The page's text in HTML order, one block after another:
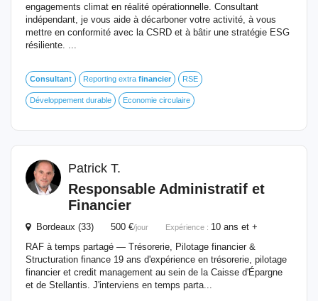
engagements climat en réalité opérationnelle. Consultant
indépendant, je vous aide à décarboner votre activité, à vous
mettre en conformité avec la CSRD et à bâtir une stratégie ESG
résiliente. ...
Consultant Reporting extra financier RSE
Développement durable Economie circulaire
Patrick T.
Responsable Administratif et
Financier
Bordeaux (33) 500 €/jour Expérience : 10 ans et +
RAF à temps partagé — Trésorerie, Pilotage financier &
Structuration finance 19 ans d'expérience en trésorerie, pilotage
financier et credit management au sein de la Caisse d'Épargne
et de Stellantis. J'interviens en temps parta...